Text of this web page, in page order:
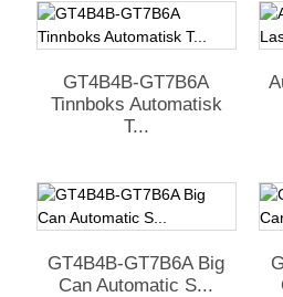
GT4B4B-GT7B6A
Tinnboks Automatisk
T...
GT4B4B-GT7B6A Big
Can Automatic S...